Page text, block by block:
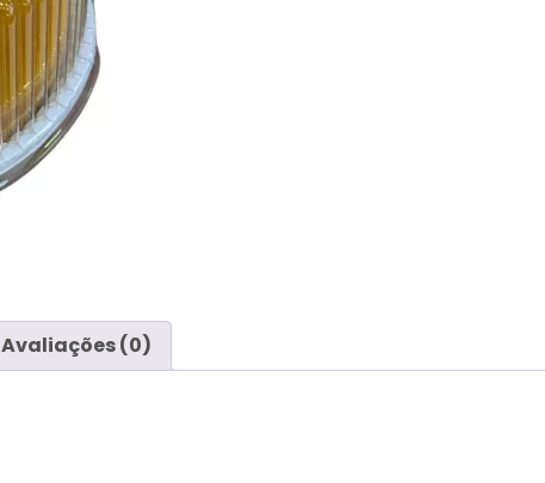
Avaliações (0)